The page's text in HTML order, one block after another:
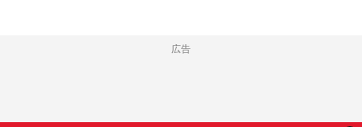
広告